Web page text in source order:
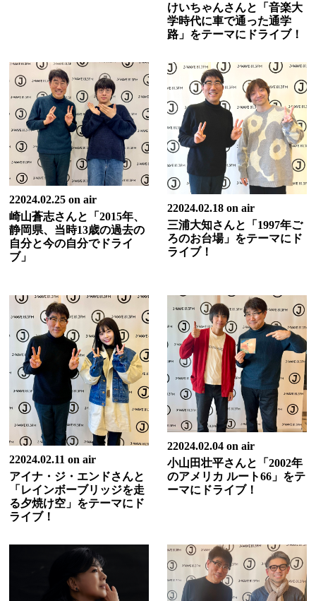
けいちゃんさんと「音楽大
学時代に車で通った通学
路」をテーマにドライブ！
22024.02.25 on air
崎山蒼志さんと「2015年、
静岡県、当時13歳の過去の
自分と今の自分でドライ
ブ」
22024.02.18 on air
三浦大知さんと「1997年ご
ろのお台場」をテーマにド
ライブ！
22024.02.11 on air
アイナ・ジ・エンドさんと
「レインボーブリッジを走
る夕焼け空」をテーマにド
ライブ！
22024.02.04 on air
小山田壮平さんと「2002年
のアメリカ ルート66」をテ
ーマにドライブ！